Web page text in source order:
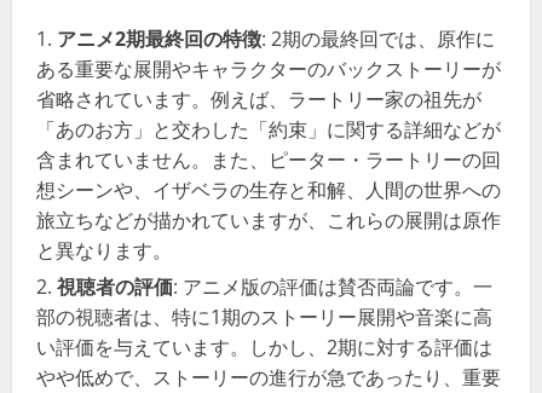
アニメ2期最終回の特徴: 2期の最終回では、原作に
ある重要な展開やキャラクターのバックストーリーが
省略されています。例えば、ラートリー家の祖先が
「あのお方」と交わした「約束」に関する詳細などが
含まれていません。また、ピーター・ラートリーの回
想シーンや、イザベラの生存と和解、人間の世界への
旅立ちなどが描かれていますが、これらの展開は原作
と異なります​​。
視聴者の評価: アニメ版の評価は賛否両論です。一
部の視聴者は、特に1期のストーリー展開や音楽に高
い評価を与えています。しかし、2期に対する評価は
やや低めで、ストーリーの進行が急であったり、重要